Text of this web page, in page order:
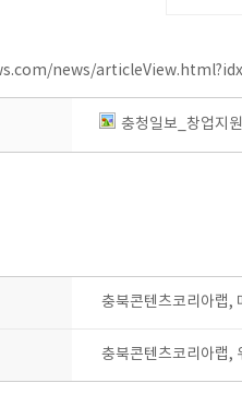
news/
충청일보_창업지
충북콘텐츠코리아랩,
충북콘텐츠코리아랩,